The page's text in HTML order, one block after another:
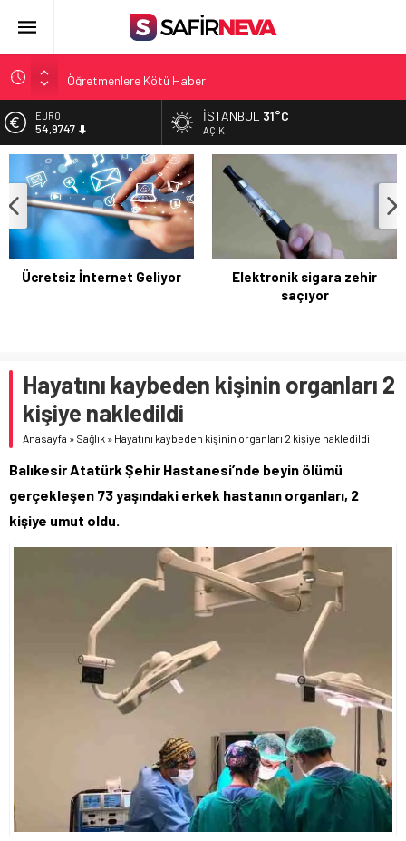
Öğretmenlere Kötü Haber
FETÖ’nün kritik ismi tutuklandı
Son dakika… İstanbul’da trafik felç
Yunanistan Başbakanı Çipras Türkiye’ye gelecek
Açlık Sınırı Açıklandı
ALTIN
6.499,25
BİST
13.798,82
DOLAR
47,5921
EURO
İSTANBUL 31°C
AÇIK
Elektronik sigara zehir
74 yaşındaki kadına bacak
Hayatını kaybeden kişinin organları 2
kişiye nakledildi
Anasayfa » Sağlık » Hayatını kaybeden kişinin organları 2 kişiye nakledildi
Balıkesir Atatürk Şehir Hastanesi’nde beyin ölümü
gerçekleşen 73 yaşındaki erkek hastanın organları, 2
kişiye umut oldu.